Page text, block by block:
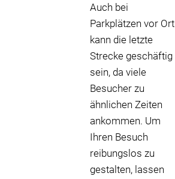
Auch bei
Parkplätzen vor Ort
kann die letzte
Strecke geschäftig
sein, da viele
Besucher zu
ähnlichen Zeiten
ankommen. Um
Ihren Besuch
reibungslos zu
gestalten, lassen